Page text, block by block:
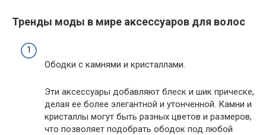
Тренды моды в мире аксессуаров для волос
Ободки с камнями и кристаллами.
Эти аксессуары добавляют блеск и шик прическе,
делая ее более элегантной и утонченной. Камни и
кристаллы могут быть разных цветов и размеров,
что позволяет подобрать ободок под любой